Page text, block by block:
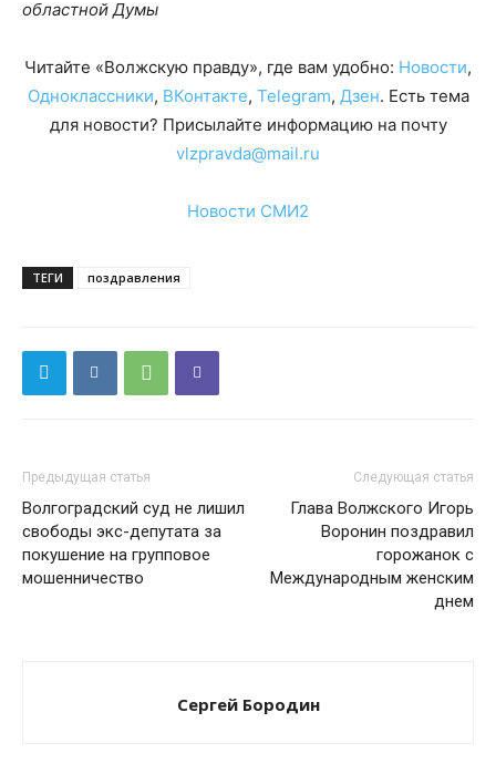
областной Думы
Читайте «Волжскую правду», где вам удобно: Новости,
Одноклассники, ВКонтакте, Telegram, Дзен. Есть тема
для новости? Присылайте информацию на почту
vlzpravda@mail.ru
Новости СМИ2
ТЕГИ поздравления
Предыдущая статья
Волгоградский суд не лишил
свободы экс-депутата за
покушение на групповое
мошенничество
Следующая статья
Глава Волжского Игорь
Воронин поздравил
горожанок с
Международным женским
днем
Сергей Бородин